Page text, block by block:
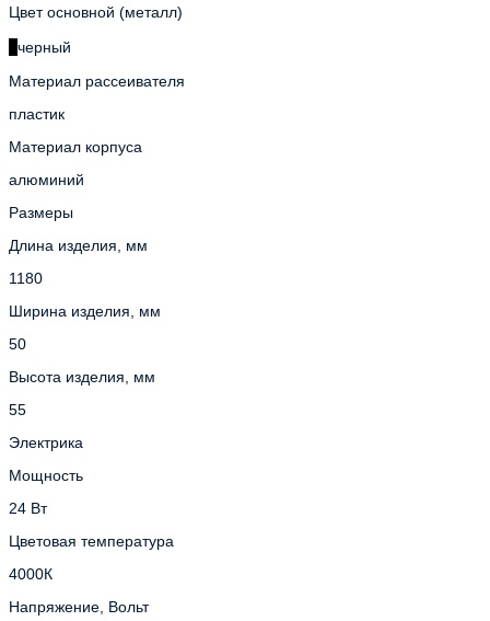
Цвет основной (металл)
черный
Материал рассеивателя
пластик
Материал корпуса
алюминий
Размеры
Длина изделия, мм
1180
Ширина изделия, мм
50
Высота изделия, мм
55
Электрика
Мощность
24 Вт
Цветовая температура
4000К
Напряжение, Вольт